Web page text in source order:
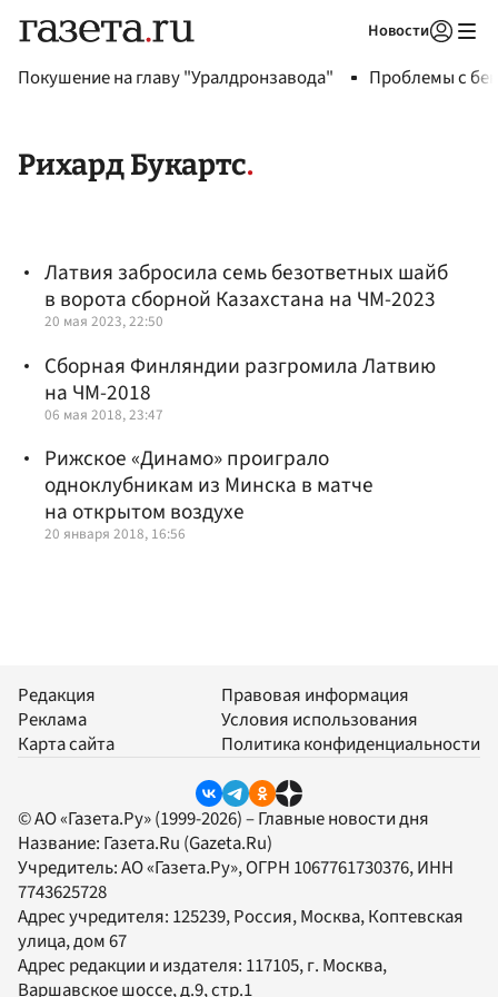
Новости
Покушение на главу "Уралдронзавода" Проблемы с
Рихард Букартс
Латвия забросила семь безответных шайб
в ворота сборной Казахстана на ЧМ-2023
20 мая 2023, 22:50
Сборная Финляндии разгромила Латвию
на ЧМ-2018
06 мая 2018, 23:47
Рижское «Динамо» проиграло
одноклубникам из Минска в матче
на открытом воздухе
20 января 2018, 16:56
Редакция
Реклама
Карта сайта
Правовая информация
Условия использования
Политика конфиденциальности
© АО «Газета.Ру» (1999-2026) – Главные новости дня
Название: Газета.Ru (Gazeta.Ru)
Учредитель:АО «Газета.Ру», ОГРН 1067761730376, ИНН
7743625728
Адрес учредителя: 125239, Россия, Москва, Коптевская
улица, дом 67
Адрес редакции и издателя: 117105, г. Москва,
Варшавское шоссе, д.9, стр.1